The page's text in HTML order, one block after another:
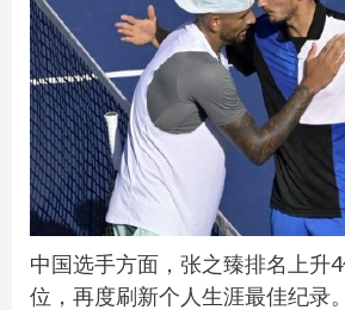
中国选手方面，张之臻排名上升
位，再度刷新个人生涯最佳纪录